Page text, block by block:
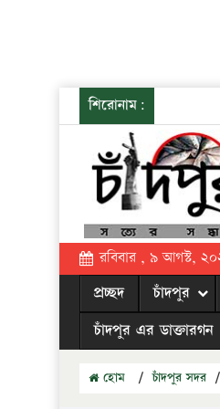
শিরোনাম:
রবিবার , ৯ আগস্ট,
প্রচ্ছদ চাঁদপুর
চাঁদপুর এর ডাক্তারগন
হোম / চাঁদপুর সদর /